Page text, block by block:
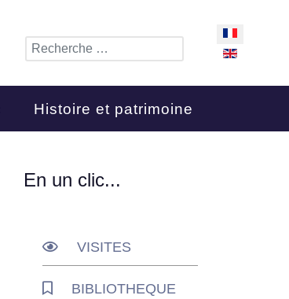
Rechercher
Sélectionnez
Histoire et patrimoine
En un clic...
VISITES
BIBLIOTHEQUE